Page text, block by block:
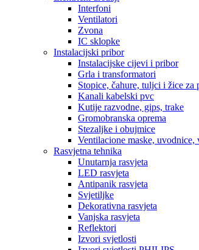
Interfoni
Ventilatori
Zvona
IC sklopke
Instalacijski pribor
Instalacijske cijevi i pribor
Grla i transformatori
Stopice, čahure, tuljci i žice za
Kanali kabelski pvc
Kutije razvodne, gips, trake
Gromobranska oprema
Stezaljke i obujmice
Ventilacione maske, uvodnice,
Rasvjetna tehnika
Unutarnja rasvjeta
LED rasvjeta
Antipanik rasvjeta
Svjetiljke
Dekorativna rasvjeta
Vanjska rasvjeta
Reflektori
Izvori svjetlosti